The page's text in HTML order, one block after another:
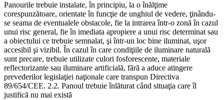
Panourile trebuie instalate, în principiu, la o înălţime
corespunzătoare, orientate în funcţie de unghiul de vedere, ţinându-
se seama de eventualele obstacole, fie la intrarea într-o zonă în cazul
unui risc general, fie în imediata apropiere a unui risc determinat sau
a obiectului ce trebuie semnalat, şi într-un loc bine iluminat, uşor
accesibil şi vizibil. În cazul în care condiţiile de iluminare naturală
sunt precare, trebuie utilizate culori fosforescente, materiale
reflectorizante sau iluminare artificială, fără a aduce atingere
prevederilor legislaţiei naţionale care transpun Directiva
89/654/CEE. 2.2. Panoul trebuie înlăturat când situaţia care îl
justifică nu mai există